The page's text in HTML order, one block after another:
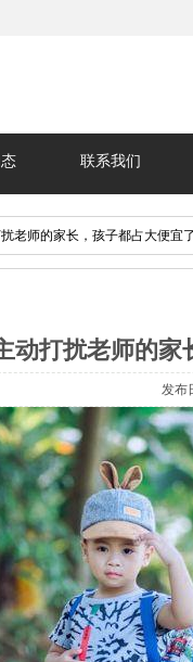
联系我们
老师的家长，孩子都占大便宜
动打扰老师的家
发布